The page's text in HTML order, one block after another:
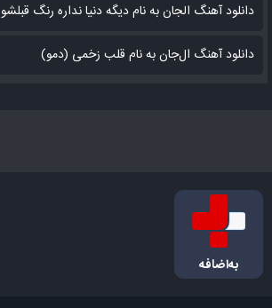
دانلود آهنگ الجان به نام دیگه دنیا نداره رنگ قبلشو
دانلود آهنگ ال‌جان به نام قلب زخمی (دمو)
به‌اضافه